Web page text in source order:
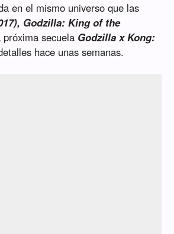
en el mismo universo que las
Godzilla: King of the
próxima secuela Godzilla x Kong:
hace unas semanas.